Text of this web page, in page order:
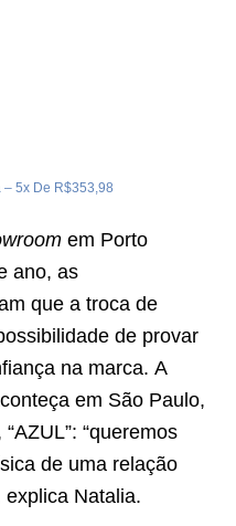
5x De R$353,98
em Porto
ano, as
que a troca de
de provar
na marca. A
em São Paulo,
“queremos
de uma relação
explica Natalia.